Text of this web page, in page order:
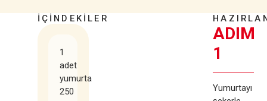
İÇİNDEKİLER
1
adet
yumurta
250
ADIM
1
Yumurtayı